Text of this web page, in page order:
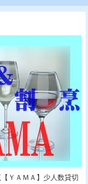
ＹＡＭＡ】少人数貸切